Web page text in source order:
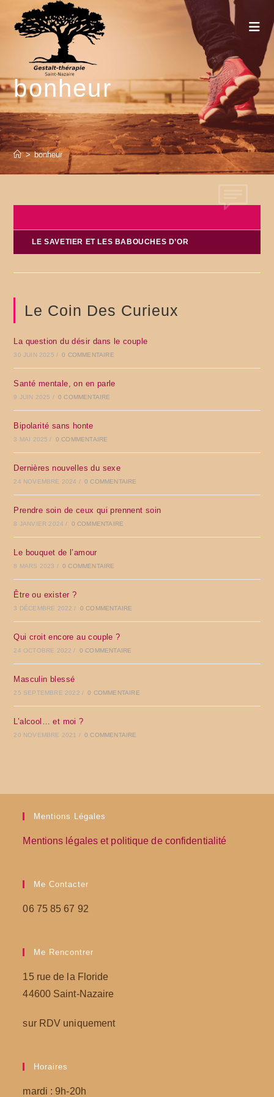
content
bonheur
> bonheur
LE SAVETIER ET LES BABOUCHES D’OR
Le Coin Des Curieux
La question du désir dans le couple
30 JUIN 2025 / 0 COMMENTAIRE
Santé mentale, on en parle
9 JUIN 2025 / 0 COMMENTAIRE
Bipolarité sans honte
3 MAI 2025 / 0 COMMENTAIRE
Dernières nouvelles du sexe
24 NOVEMBRE 2024 / 0 COMMENTAIRE
Prendre soin de ceux qui prennent soin
8 JANVIER 2024 / 0 COMMENTAIRE
Le bouquet de l’amour
8 MARS 2023 / 0 COMMENTAIRE
Être ou exister ?
3 DÉCEMBRE 2022 / 0 COMMENTAIRE
Qui croit encore au couple ?
24 OCTOBRE 2022 / 0 COMMENTAIRE
Masculin blessé
25 SEPTEMBRE 2022 / 0 COMMENTAIRE
L’alcool… et moi ?
20 NOVEMBRE 2021 / 0 COMMENTAIRE
Mentions Légales
Mentions légales et politique de confidentialité
Me Contacter
06 75 85 67 92
Me Rencontrer
15 rue de la Floride
44600 Saint-Nazaire
sur RDV uniquement
Horaires
mardi : 9h-20h